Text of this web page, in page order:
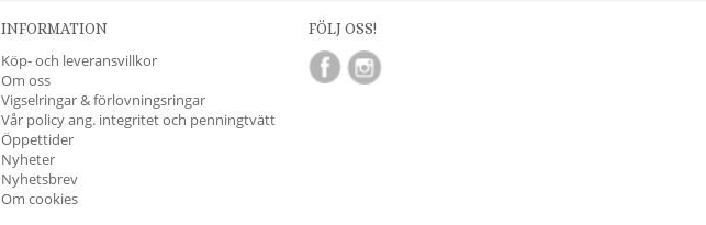
INFORMATION
Köp- och leveransvillkor
Om oss
Vigselringar & förlovningsringar
Vår policy ang. integritet och penningtvätt
Öppettider
Nyheter
Nyhetsbrev
Om cookies
FÖLJ OSS!